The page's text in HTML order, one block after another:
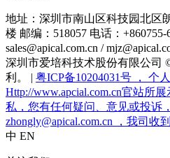
地址：深圳市南山区科技园北区
楼 邮编：518057 电话：+860755-
sales@apical.com.cn /
深圳市爱培科技术股份有限公司
利。 | 粤ICP备10204031号 ， 个
Http://www.apcial.com.cn官站所
私，您有任何疑问、意见或投诉
zhongly@apical.com.cn ，我司收
中 EN